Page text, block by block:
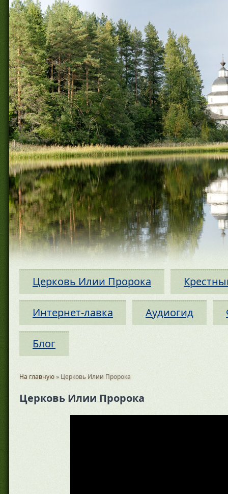
Церковь Илии Пророка
Интернет-лавка Аудиогид
Блог
На главную» Церковь Илии Пророка
Церковь Илии Пророка